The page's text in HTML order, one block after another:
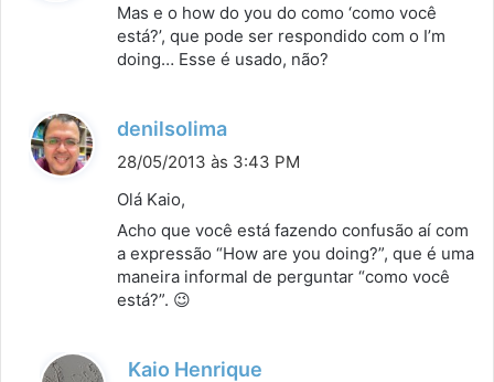
s
e
Mas e o how do you do como ‘como você
está?’, que pode ser respondido com o I’m
doing… Esse é usado, não?
denilsolima
e
:
28/05/2013 às 3:43 PM
Olá Kaio,
Acho que você está fazendo confusão aí com
a expressão “How are you doing?”, que é uma
maneira informal de perguntar “como você
está?”. 😉
Kaio Henrique